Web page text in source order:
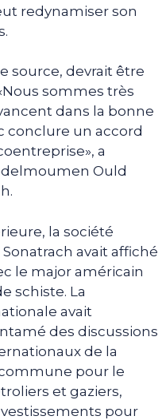
redynamiser son
source, devrait être
sommes très
dans la bonne
conclure un accord
a
Ould
la société
avait affiché
le major américain
schiste. La
avait
des discussions
de la
pour le
et gaziers,
pour